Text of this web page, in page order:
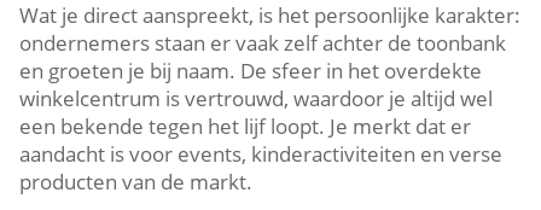
Wat je direct aanspreekt, is het persoonlijke karakter:
ondernemers staan er vaak zelf achter de toonbank
en groeten je bij naam.​ De sfeer in het overdekte
winkelcentrum is vertrouwd, waardoor je altijd wel
een bekende tegen het lijf loopt.​ Je merkt dat er
aandacht is voor events, kinderactiviteiten en verse
producten van de markt.​